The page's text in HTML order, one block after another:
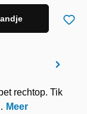
rechtop. Tik
Meer